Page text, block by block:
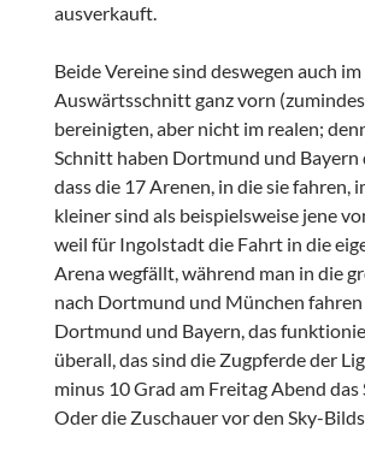
ausverkauft.
Beide Vereine sind deswegen auch im
Auswärtsschnitt ganz vorn
bereinigten, aber nicht im realen;
Schnitt haben Dortmund und Bayern
dass die 17 Arenen, in die sie fahren,
kleiner sind als beispielsweise jene
weil für Ingolstadt die Fahrt in die
Arena wegfällt, während man in die
nach Dortmund und München
Dortmund und Bayern, das
überall, das sind die Zugpferde der
minus 10 Grad am Freitag Abend
Oder die Zuschauer vor den Sky-